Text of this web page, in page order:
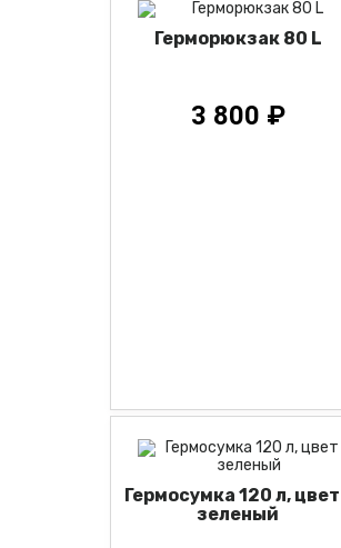
Герморюкзак 80 L
3 800 ₽
Гермосумка 120 л,
зеленый